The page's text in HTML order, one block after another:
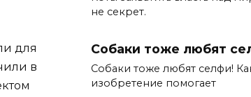
для
в
не секрет.
Собаки тоже любят
Собаки тоже любят селфи!
изобретение помогает